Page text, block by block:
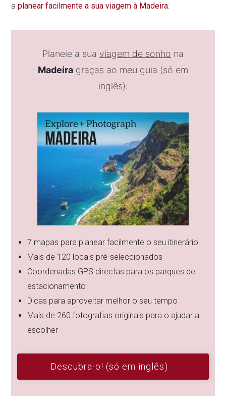
aplanear facilmente a sua viagem à Madeira:
Planeie a sua viagem de sonho na
Madeira graças ao meu guia (só em
inglês):
7 mapas para planear facilmente o seu itinerário
Mais de 120 locais pré-seleccionados
Coordenadas GPS directas para os parques de
estacionamento
Dicas para aproveitar melhor o seu tempo
Mais de 260 fotografias originais para o ajudar a
escolher
Descubra-o! (só em inglês)